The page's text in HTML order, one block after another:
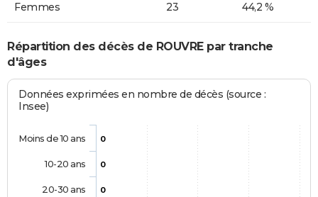
Femmes 23 44,2 %
Répartition des décès de ROUVRE par tranche
d'âges
Données exprimées en nombre de décès (source :
Insee)
0
0
0
Moins de 10 ans
10-20 ans
20-30 ans